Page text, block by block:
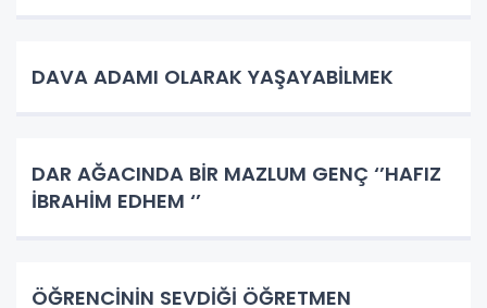
DAVA ADAMI OLARAK YAŞAYABİLMEK
DAR AĞACINDA BİR MAZLUM GENÇ ‘’HAFIZ
İBRAHİM EDHEM ‘’
ÖĞRENCİNİN SEVDİĞİ ÖĞRETMEN